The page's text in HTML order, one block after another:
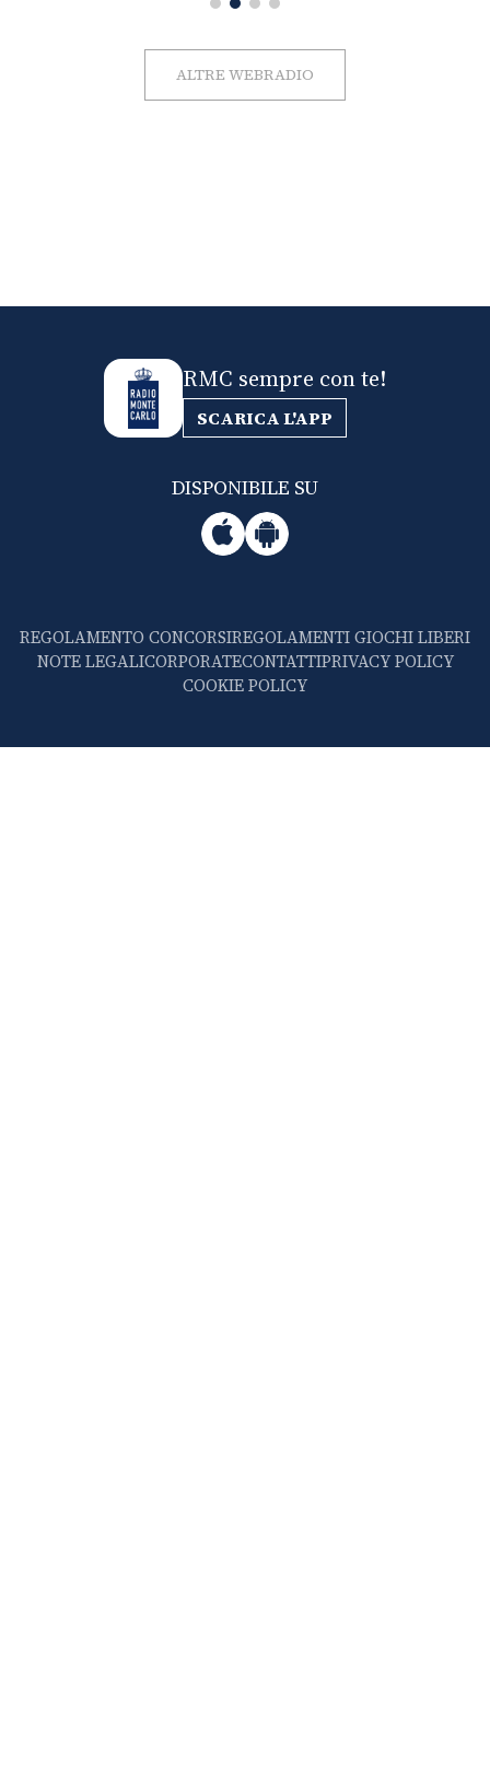
ALTRE WEBRADIO
RMC sempre con te!
SCARICA L'APP
DISPONIBILE SU
REGOLAMENTO CONCORSIREGOLAMENTI GIOCHI LIBERI
NOTE LEGALICORPORATECONTATTIPRIVACY POLICY
COOKIE POLICY